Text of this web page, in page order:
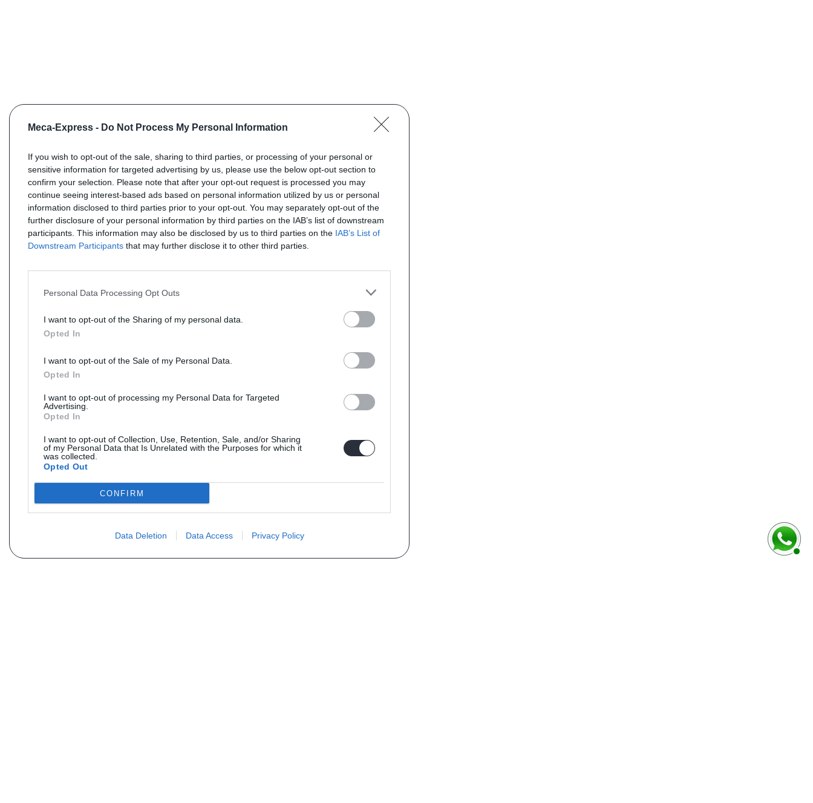
Meca-Express - Do Not Process My Personal Information
If you wish to opt-out of the sale, sharing to third parties, or processing of your personal or
sensitive information for targeted advertising by us, please use the below opt-out section to
confirm your selection. Please note that after your opt-out request is processed you may
continue seeing interest-based ads based on personal information utilized by us or personal
information disclosed to third parties prior to your opt-out. You may separately opt-out of the
further disclosure of your personal information by third parties on the IAB’s list of downstream
participants. This information may also be disclosed by us to third parties on the IAB’s List of
Downstream Participants that may further disclose it to other third parties.
Personal Data Processing Opt Outs
I want to opt-out of the Sharing of my personal data.
Opted In
I want to opt-out of the Sale of my Personal Data.
Opted In
I want to opt-out of processing my Personal Data for Targeted
Advertising.
Opted In
I want to opt-out of Collection, Use, Retention, Sale, and/or Sharing
of my Personal Data that Is Unrelated with the Purposes for which it
was collected.
Opted Out
CONFIRM
Data Deletion Data Access Privacy Policy